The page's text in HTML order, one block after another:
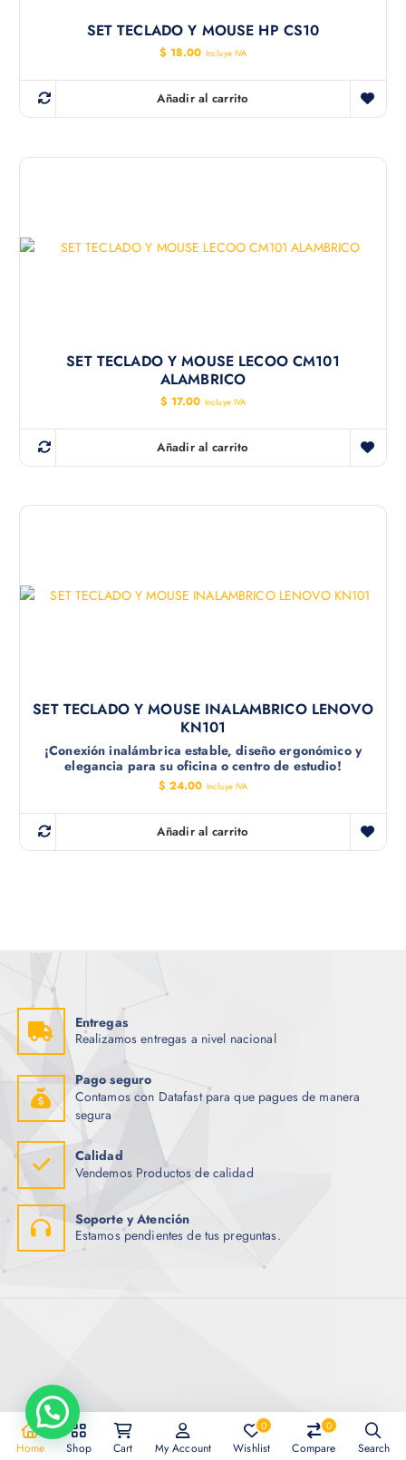
SET TECLADO Y MOUSE HP CS10
$ 18.00 Incluye IVA
Añadir al carrito
SET TECLADO Y MOUSE LECOO CM101
ALAMBRICO
$ 17.00 Incluye IVA
Añadir al carrito
SET TECLADO Y MOUSE INALAMBRICO LENOVO
KN101
¡Conexión inalámbrica estable, diseño ergonómico y
elegancia para su oficina o centro de estudio!
$ 24.00 Incluye IVA
Añadir al carrito
Entregas
Realizamos entregas a nivel nacional
Pago seguro
Contamos con Datafast para que pagues de manera
segura
Calidad
Vendemos Productos de calidad
Soporte y Atención
Estamos pendientes de tus preguntas.
Copyright © 2026 Importadora Tecnotrade
Home Shop Cart My Account
0
Wishlist
0
Compare Search